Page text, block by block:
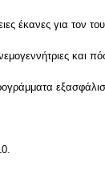
έκανες για τον
και